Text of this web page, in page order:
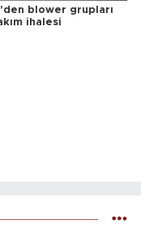
blower grupları
ihalesi